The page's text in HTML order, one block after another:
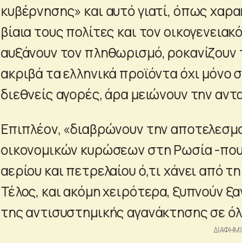
κυβέρνησης» και αυτό γιατί, όπως
βίαια τους πολίτες και τον
αυξάνουν τον πληθωρισμό, ροκανίζουν
ακριβά τα ελληνικά προϊόντα όχι μόνο
διεθνείς αγορές, άρα μειώνουν την
Επιπλέον, «διαβρώνουν την
οικονομικών κυρώσεων στη Ρωσία -
αερίου και πετρελαίου ό,τι χάνει από
Τέλος, και ακόμη χειρότερα, ξυπνούν
της αντισυστημικής αγανάκτησης σε